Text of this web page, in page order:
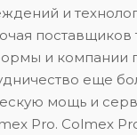
и
поставщиков
и компании
еще
мощь и
Pro. Colmex